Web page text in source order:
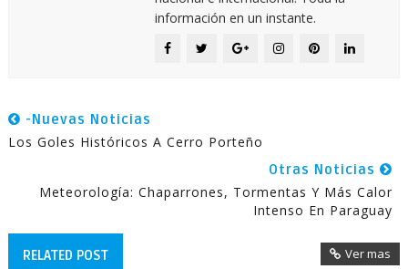
información en un instante.
-Nuevas Noticias
Los Goles Históricos A Cerro Porteño
Otras Noticias
Meteorología: Chaparrones, Tormentas Y Más Calor
Intenso En Paraguay
RELATED POST Ver mas